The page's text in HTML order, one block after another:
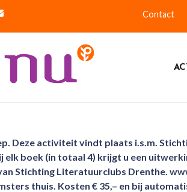
Contact
Deze activiteit vindt plaats i.s.m.
elk boek (in totaal 4) krijgt u een
Stichting Literatuurclubs Drenthe.
thuis. Kosten € 35,– en bij